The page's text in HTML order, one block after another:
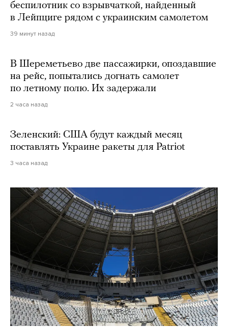
беспилотник со взрывчаткой, найденный
в Лейпциге рядом с украинским самолетом
39 минут назад
В Шереметьево две пассажирки, опоздавшие
на рейс, попытались догнать самолет
по летному полю. Их задержали
2 часа назад
Зеленский: США будут каждый месяц
поставлять Украине ракеты для Patriot
3 часа назад